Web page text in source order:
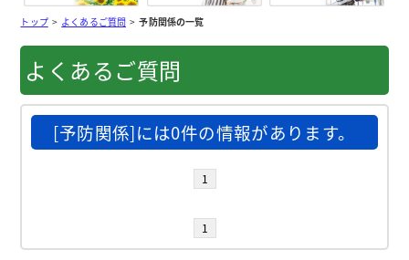
総合トップ
トップ> よくあるご質問>予防関係の一覧
よくあるご質問
[予防関係]には0件の情報があります。
1
1